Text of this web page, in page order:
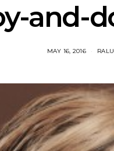
and-
MAY 16, 2016